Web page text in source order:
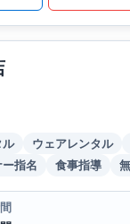
ル ウェアレンタル
ー指名 食事指導